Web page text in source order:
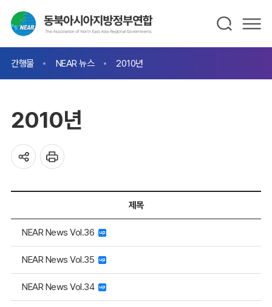
간행물 NEAR 뉴스 2010년
2010년
제목
NEAR News Vol.36
NEAR News Vol.35
NEAR News Vol.34